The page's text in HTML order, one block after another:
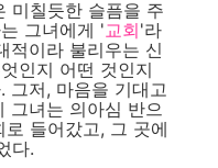
미칠듯한 슬픔을 주
그녀에게 '교회'라
적이라 불리우는 신
인지 어떤 것인지
그저, 마음을 기대고
그녀는 의아심 반으
들어갔고, 그 곳에
다.